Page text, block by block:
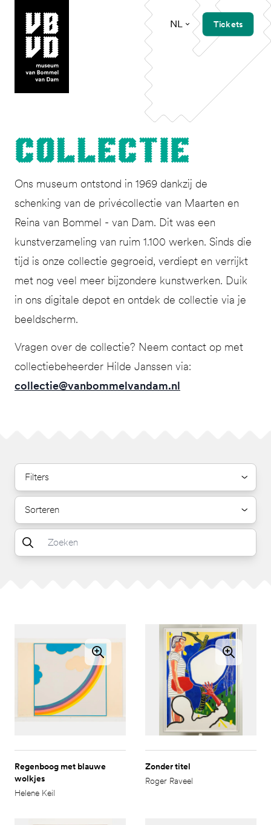
museum van Bommel van Dam
NL Tickets
Col­lec­tie
Ons museum ontstond in 1969 dankzij de
schenking van de privécollectie van Maarten en
Reina van Bommel - van Dam. Dit was een
kunstverzameling van ruim 1.100 werken. Sinds die
tijd is onze collectie gegroeid, verdiept en verrijkt
met nog veel meer bijzondere kunstwerken. Duik
in ons digitale depot en ontdek de collectie via je
beeldscherm.
Vragen over de collectie? Neem contact op met
collectiebeheerder Hilde Janssen via:
collectie@vanbommelvandam.nl
Filters
Sorteren
Regenboog met blauwe
wolkjes
Helene Keil
Zonder titel
Roger Raveel